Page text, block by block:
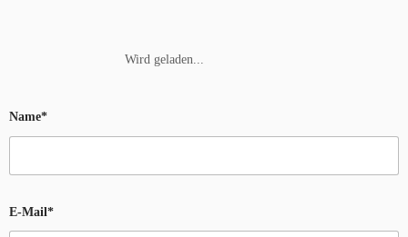
Wird geladen...
Name*
E-Mail*